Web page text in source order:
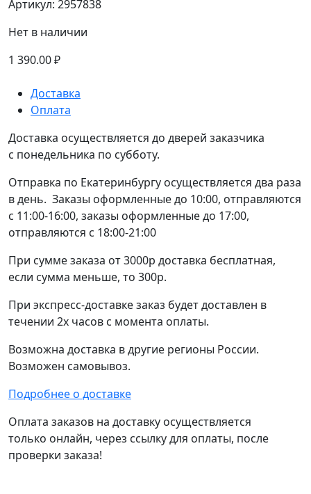
Артикул: 2957838
Нет в наличии
1 390.00₽
Доставка
Оплата
Доставка осуществляется до дверей заказчика
с понедельника по субботу.
Отправка по Екатеринбургу осуществляется два раза
в день. Заказы оформленные до 10:00, отправляются
с 11:00-16:00, заказы оформленные до 17:00,
отправляются с 18:00-21:00
При сумме заказа от 3000р доставка бесплатная,
если сумма меньше, то 300р.
При экспресс-доставке заказ будет доставлен в
течении 2х часов с момента оплаты.
Возможна доставка в другие регионы России.
Возможен самовывоз.
Подробнее о доставке
Оплата заказов на доставку осуществляется
только онлайн, через ссылку для оплаты, после
проверки заказа!